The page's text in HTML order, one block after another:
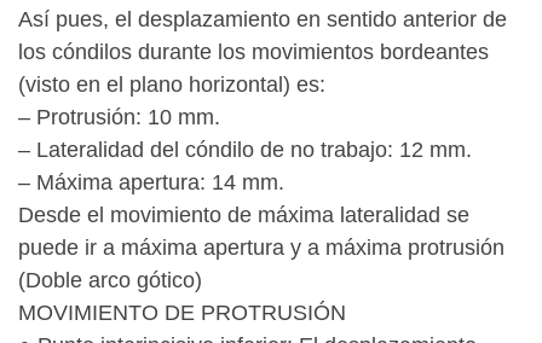
Así pues, el desplazamiento en sentido anterior de
los cóndilos durante los movimientos bordeantes
(visto en el plano horizontal) es:
– Protrusión: 10 mm.
– Lateralidad del cóndilo de no trabajo: 12 mm.
– Máxima apertura: 14 mm.
Desde el movimiento de máxima lateralidad se
puede ir a máxima apertura y a máxima protrusión
(Doble arco gótico)
MOVIMIENTO DE PROTRUSIÓN